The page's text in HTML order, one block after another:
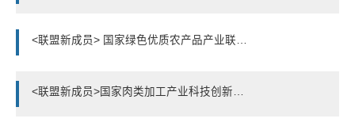
<联盟新成员>国家肉类加工产业科技创新联盟成立